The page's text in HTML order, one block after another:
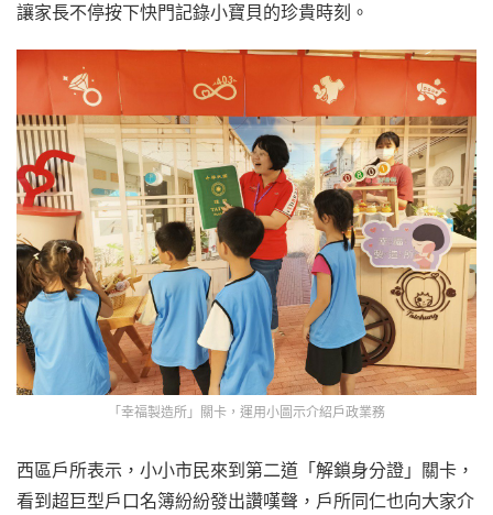
讓家長不停按下快門記錄小寶貝的珍貴時刻。
「幸福製造所」關卡，運用小圖示介紹戶政業務
西區戶所表示，小小市民來到第二道「解鎖身分證」關卡，
看到超巨型戶口名簿紛紛發出讚嘆聲，戶所同仁也向大家介